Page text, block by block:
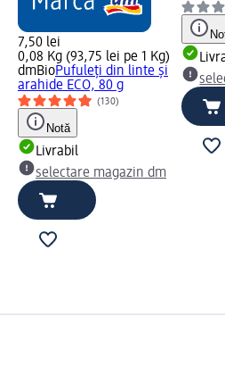
7,50 lei
0,08 Kg (93,75 lei pe 1 Kg)
dmBioPufuleți din linte și
arahide ECO, 80 g
(130)
Notă
Livrabil
selectare magazin dm